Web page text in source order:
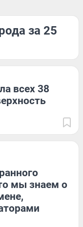
за 25
всех 38
мы знаем о